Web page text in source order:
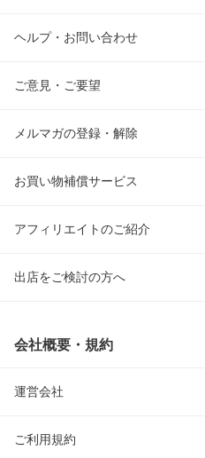
ヘルプ・お問い合わせ
ご意見・ご要望
メルマガの登録・解除
お買い物補償サービス
アフィリエイトのご紹介
出店をご検討の方へ
会社概要・規約
運営会社
ご利用規約